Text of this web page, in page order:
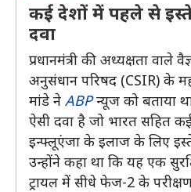
कई देशों में पहले से
दवा
प्रधानमंत्री की अध्यक्षता वाले
अनुसंधान परिषद (CSIR) के
मांडे ने ABPन्यूज को बताया
ऐसी दवा है जो भारत सहित
इन्फ्लूएंजा के इलाज के लिए
उन्होंने कहा था कि यह एक
ट्रायल में सीधे फेज-2 के